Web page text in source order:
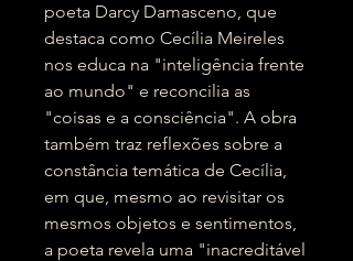
poeta Darcy Damasceno, que
destaca como Cecília Meireles
nos educa na "inteligência frente
ao mundo" e reconcilia as
"coisas e a consciência". A obra
também traz reflexões sobre a
constância temática de Cecília,
em que, mesmo ao revisitar os
mesmos objetos e sentimentos,
a poeta revela uma "inacreditável